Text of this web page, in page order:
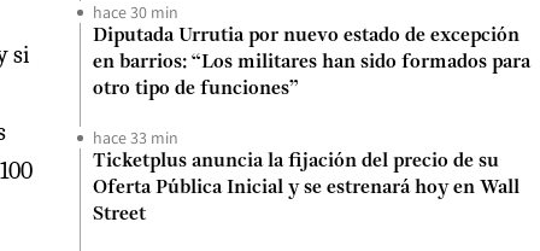
si
hace 30 min
Diputada Urrutia por nuevo estado de excepción
en barrios: “Los militares han sido formados para
otro tipo de funciones”
hace 33 min
Ticketplus anuncia la fijación del precio de su
Oferta Pública Inicial y se estrenará hoy en Wall
Street